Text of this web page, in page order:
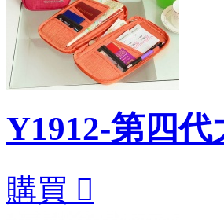
Y1912-第四
購買 